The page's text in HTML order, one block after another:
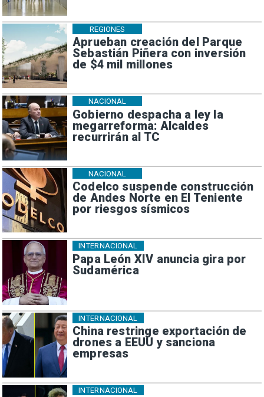
Aprueban creación del Parque
Sebastián Piñera con inversión
de $4 mil millones
REGIONES
Gobierno despacha a ley la
megarreforma: Alcaldes
recurrirán al TC
NACIONAL
Codelco suspende construcción
de Andes Norte en El Teniente
por riesgos sísmicos
NACIONAL
Papa León XIV anuncia gira por
Sudamérica
INTERNACIONAL
China restringe exportación de
drones a EEUU y sanciona
empresas
INTERNACIONAL
INTERNACIONAL